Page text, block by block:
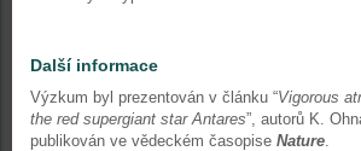
Další informace
Výzkum byl prezentován v článku “Vigorous
the red supergiant star Antares”, autorů K.
publikován ve vědeckém časopise Nature.